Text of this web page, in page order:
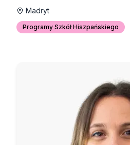
Madryt
Programy Szkół Hiszpańskiego